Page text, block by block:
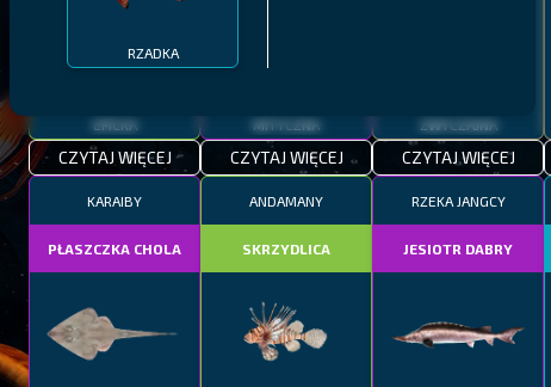
RZADKA
EPICKA
CZYTAJ WIĘCEJ
MITYCZNA
CZYTAJ WIĘCEJ
ZWYCZAJNA
CZYTAJ WIĘCEJ
KARAIBY
PŁASZCZKA CHOLA
ANDAMANY
SKRZYDLICA
RZEKA JANGCY
JESIOTR DABRY